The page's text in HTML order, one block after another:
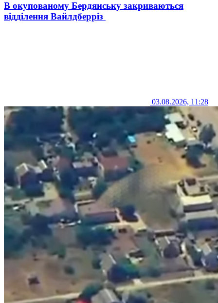
В окупованому Бердянську закриваються
відділення Вайлдберріз
03.08.2026, 11:28